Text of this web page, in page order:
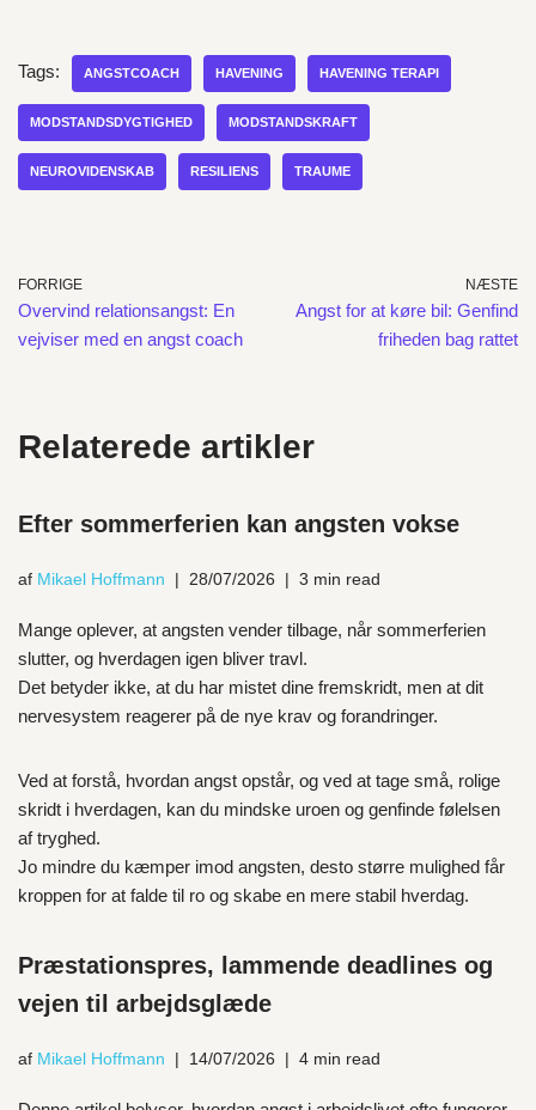
Tags: ANGSTCOACH HAVENING HAVENING TERAPI
MODSTANDSDYGTIGHED MODSTANDSKRAFT
NEUROVIDENSKAB RESILIENS TRAUME
FORRIGE
Overvind relationsangst: En
vejviser med en angst coach
NÆSTE
Angst for at køre bil: Genfind
friheden bag rattet
Relaterede artikler
Efter sommerferien kan angsten vokse
af Mikael Hoffmann 28/07/2026 3 min read
Mange oplever, at angsten vender tilbage, når sommerferien
slutter, og hverdagen igen bliver travl.
Det betyder ikke, at du har mistet dine fremskridt, men at dit
nervesystem reagerer på de nye krav og forandringer.
Ved at forstå, hvordan angst opstår, og ved at tage små, rolige
skridt i hverdagen, kan du mindske uroen og genfinde følelsen
af tryghed.
Jo mindre du kæmper imod angsten, desto større mulighed får
kroppen for at falde til ro og skabe en mere stabil hverdag.
Præstationspres, lammende deadlines og
vejen til arbejdsglæde
af Mikael Hoffmann 14/07/2026 4 min read